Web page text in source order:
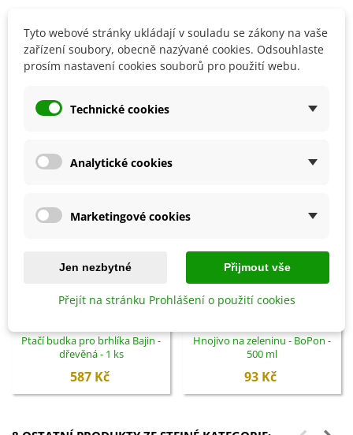
Detaily produktu
Ptačí budka pro brhlíka Bajin -
dřevěná - 1 ks
587 Kč
Hnojivo na zeleninu - BoPon -
500 ml
93 Kč
Tyto webové stránky ukládají v souladu se zákony na vaše
zařízení soubory, obecně nazývané cookies. Odsouhlaste
prosím nastavení cookies souborů pro použití webu.
Technické cookies
Analytické cookies
Marketingové cookies
Jen nezbytné Přijmout vše
Přejít na stránku Prohlášení o použití cookies